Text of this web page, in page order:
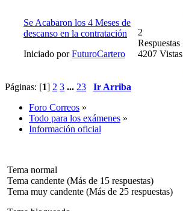
Se Acabaron los 4 Meses de
descanso en la contratación
Iniciado porFuturoCartero
2
Respuestas
4207 Vistas
Páginas: [1] 2 3 ... 23
Ir Arriba
Foro Correos »
Todo para los exámenes »
Información oficial
Tema normal
Tema candente (Más de 15 respuestas)
Tema muy candente (Más de 25 respuestas)